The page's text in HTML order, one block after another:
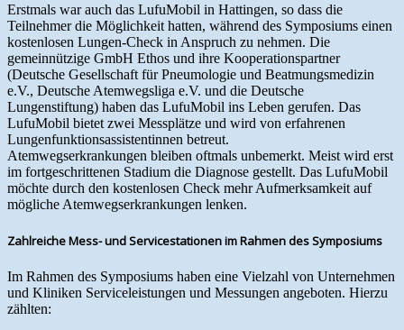
Erstmals war auch das LufuMobil in Hattingen, so dass die
Teilnehmer die Möglichkeit hatten, während des Symposiums einen
kostenlosen Lungen-Check in Anspruch zu nehmen. Die
gemeinnützige GmbH Ethos und ihre Kooperationspartner
(Deutsche Gesellschaft für Pneumologie und Beatmungsmedizin
e.V., Deutsche Atemwegsliga e.V. und die Deutsche
Lungenstiftung) haben das LufuMobil ins Leben gerufen. Das
LufuMobil bietet zwei Messplätze und wird von erfahrenen
Lungenfunktionsassistentinnen betreut.
Atemwegserkrankungen bleiben oftmals unbemerkt. Meist wird erst
im fortgeschrittenen Stadium die Diagnose gestellt. Das LufuMobil
möchte durch den kostenlosen Check mehr Aufmerksamkeit auf
mögliche Atemwegserkrankungen lenken.
Zahlreiche Mess- und Servicestationen im Rahmen des Symposiums
Im Rahmen des Symposiums haben eine Vielzahl von Unternehmen
und Kliniken Serviceleistungen und Messungen angeboten. Hierzu
zählten: